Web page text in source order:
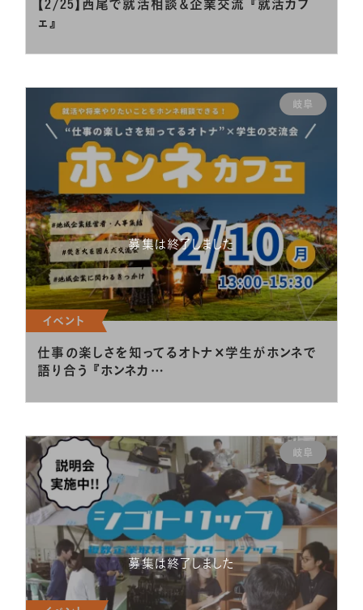
【2/25】西尾で就活相談＆企業交流 『就活カフ
ェ』
岐阜
募集は終了しました
イベント
仕事の楽しさを知ってるオトナ×学生がホンネで
語り合う 『ホンネカ…
岐阜
募集は終了しました